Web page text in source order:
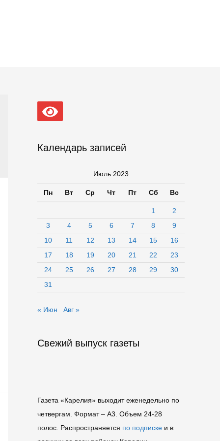
Календарь записей
Июль 2023
Пн Вт Ср Чт Пт Сб Вс
1
2
3
4 5 6 7 8
9
10
11 12 13 14 15
16
17
18 19 20 21 22
23
24
25 26 27 28 29
30
31
« Июн Авг »
Свежий выпуск газеты
Газета «Карелия» выходит еженедельно по
четвергам. Формат – A3. Объем 24-28
полос. Распространяется по подписке и в